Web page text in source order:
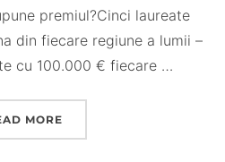
premiul?Cinci laureate
din fiecare regiune a lumii –
cu 100.000 € fiecare …
MORE